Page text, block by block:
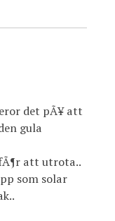
det pÃ¥ att
gula
att utrota..
som solar